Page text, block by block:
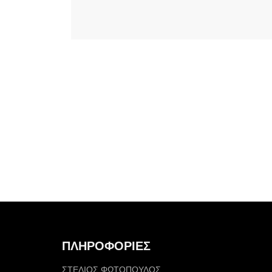
ΠΛΗΡΟΦΟΡΙΕΣ
ΣΤΕΛΙΟΣ ΦΩΤΟΠΟΥΛΟΣ